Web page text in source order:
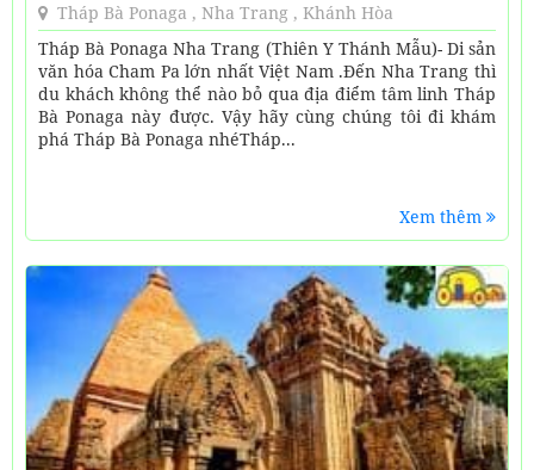
Tháp Bà Ponaga , Nha Trang , Khánh Hòa
Tháp Bà Ponaga Nha Trang (Thiên Y Thánh Mẫu)- Di sản
văn hóa Cham Pa lớn nhất Việt Nam .Đến Nha Trang thì
du khách không thể nào bỏ qua địa điểm tâm linh Tháp
Bà Ponaga này được. Vậy hãy cùng chúng tôi đi khám
phá Tháp Bà Ponaga nhéTháp...
Xem thêm